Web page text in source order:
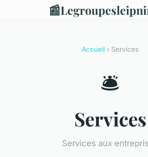
📰
Accueil › Services
🛎️
Services
Services aux